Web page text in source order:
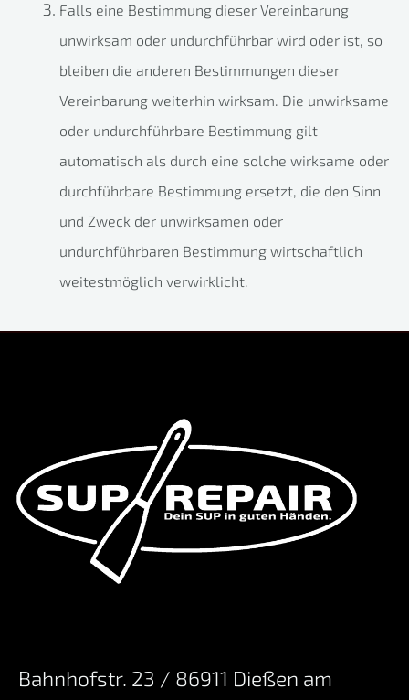
Falls eine Bestimmung dieser Vereinbarung
unwirksam oder undurchführbar wird oder ist, so
bleiben die anderen Bestimmungen dieser
Vereinbarung weiterhin wirksam. Die unwirksame
oder undurchführbare Bestimmung gilt
automatisch als durch eine solche wirksame oder
durchführbare Bestimmung ersetzt, die den Sinn
und Zweck der unwirksamen oder
undurchführbaren Bestimmung wirtschaftlich
weitestmöglich verwirklicht.
Bahnhofstr. 23 / 86911 Dießen am